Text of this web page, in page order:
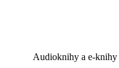
Audioknihy a e-knihy